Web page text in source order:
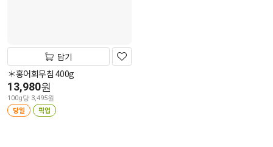
담기
＊홍어회무침 400g
13,980원
100g당 3,495원
당일 픽업